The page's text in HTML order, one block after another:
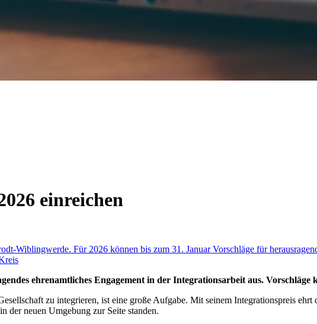
einreichen
ehrenamtliches Engagement in der Integrationsarbeit aus. Vorschläge
zu integrieren, ist eine große Aufgabe. Mit seinem Integrationspreis
der neuen Umgebung zur Seite standen.